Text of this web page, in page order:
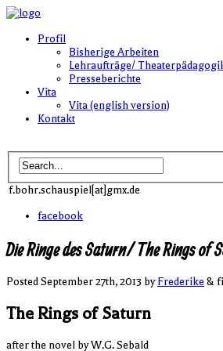
Profil
Bisherige Arbeiten
Lehraufträge/
Presseberichte
Vita
Vita (english version)
Kontakt
f.bohr.schauspiel[at]gmx.de
facebook
Die Ringe des Saturn/ The Rings of
PostedSeptember 27th, 2013 byFrederike &
The Rings of Saturn
after the novel by W.G. Sebald